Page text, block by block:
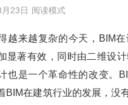
23日 阅读模式
越来越复杂的今天，BIM
显著有效，同时由二维设
也是一个革命性的改变。
BIM在建筑行业的发展，没